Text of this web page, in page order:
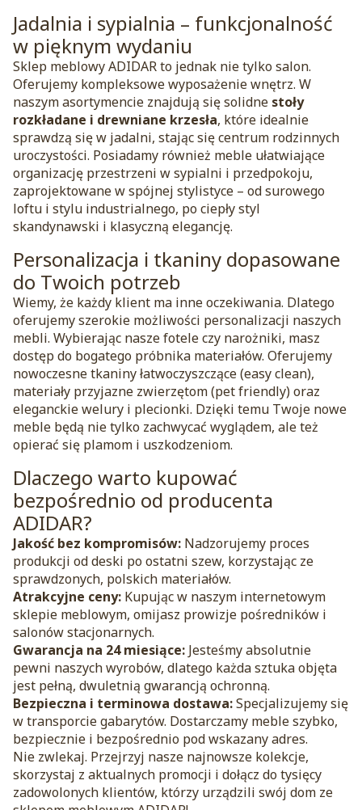
Jadalnia i sypialnia – funkcjonalność
w pięknym wydaniu
Sklep meblowy ADIDAR to jednak nie tylko salon.
Oferujemy kompleksowe wyposażenie wnętrz. W
naszym asortymencie znajdują się solidne stoły
rozkładane i drewniane krzesła, które idealnie
sprawdzą się w jadalni, stając się centrum rodzinnych
uroczystości. Posiadamy również meble ułatwiające
organizację przestrzeni w sypialni i przedpokoju,
zaprojektowane w spójnej stylistyce – od surowego
loftu i stylu industrialnego, po ciepły styl
skandynawski i klasyczną elegancję.
Personalizacja i tkaniny dopasowane
do Twoich potrzeb
Wiemy, że każdy klient ma inne oczekiwania. Dlatego
oferujemy szerokie możliwości personalizacji naszych
mebli. Wybierając nasze fotele czy narożniki, masz
dostęp do bogatego próbnika materiałów. Oferujemy
nowoczesne tkaniny łatwoczyszczące (easy clean),
materiały przyjazne zwierzętom (pet friendly) oraz
eleganckie welury i plecionki. Dzięki temu Twoje nowe
meble będą nie tylko zachwycać wyglądem, ale też
opierać się plamom i uszkodzeniom.
Dlaczego warto kupować
bezpośrednio od producenta
ADIDAR?
Jakość bez kompromisów: Nadzorujemy proces
produkcji od deski po ostatni szew, korzystając ze
sprawdzonych, polskich materiałów.
Atrakcyjne ceny: Kupując w naszym internetowym
sklepie meblowym, omijasz prowizje pośredników i
salonów stacjonarnych.
Gwarancja na 24 miesiące: Jesteśmy absolutnie
pewni naszych wyrobów, dlatego każda sztuka objęta
jest pełną, dwuletnią gwarancją ochronną.
Bezpieczna i terminowa dostawa:Specjalizujemy się
w transporcie gabarytów. Dostarczamy meble szybko,
bezpiecznie i bezpośrednio pod wskazany adres.
Nie zwlekaj. Przejrzyj nasze najnowsze kolekcje,
skorzystaj z aktualnych promocji i dołącz do tysięcy
zadowolonych klientów, którzy urządzili swój dom ze